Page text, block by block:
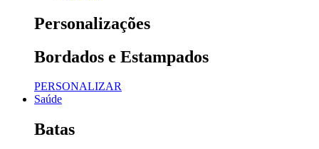
Personalizações
Bordados e Estampados
PERSONALIZAR
Saúde
Batas